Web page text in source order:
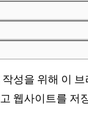
성을 위해 이
웹사이트를 저